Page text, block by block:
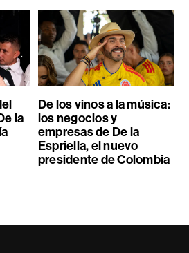
la
De los vinos a la música:
los negocios y
empresas de De la
Espriella, el nuevo
presidente de Colombia